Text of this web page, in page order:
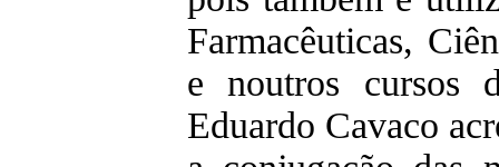
Farmacêuticas,
e noutros cursos
Eduardo Cavaco